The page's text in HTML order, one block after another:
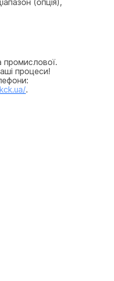
промислової.
процеси!
.